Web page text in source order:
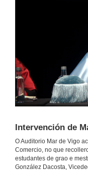
Intervención de
O Auditorio Mar de Vigo
Comercio, no que
estudantes de grao e
González Dacosta,